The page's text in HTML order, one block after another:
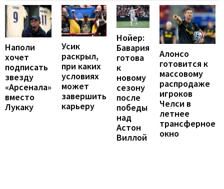
Наполи
хочет
подписать
звезду
«Арсенала»
вместо
Лукаку
Усик
раскрыл,
при каких
условиях
может
завершить
карьеру
Нойер:
Бавария
готова
к
новому
сезону
после
победы
над
Астон
Виллой
Алонсо
готовится к
массовому
распродаже
игроков
Челси в
летнее
трансферное
окно